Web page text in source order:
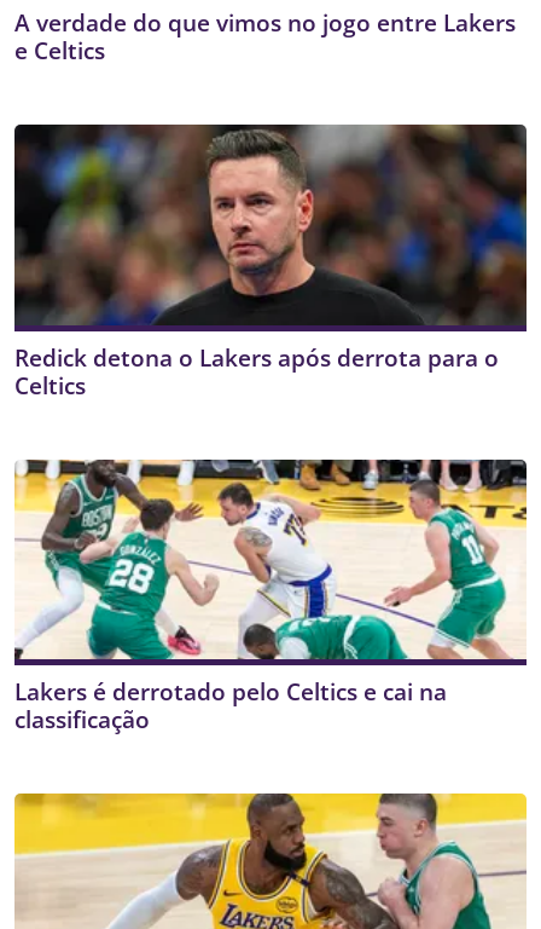
A verdade do que vimos no jogo entre Lakers
e Celtics
Redick detona o Lakers após derrota para o
Celtics
Lakers é derrotado pelo Celtics e cai na
classificação